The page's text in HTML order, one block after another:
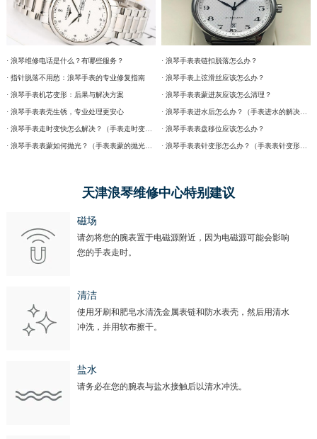
· 浪琴维修电话是什么？有哪些服务？
· 指针脱落不用愁：浪琴手表的专业修复指南
· 浪琴手表机芯变形：后果与解决方案
· 浪琴手表表壳生锈，专业处理更安心
· 浪琴手表走时变快怎么解决？（手表走时变快的解决方法）
· 浪琴手表表蒙如何抛光？（手表表蒙的抛光方法）
· 浪琴手表表链扣脱落怎么办？
· 浪琴手表上弦滑丝应该怎么办？
· 浪琴手表表蒙进灰应该怎么清理？
· 浪琴手表表盘移位应该怎么办？
天津浪琴维修中心特别建议
磁场
请勿将您的腕表置于电磁源附近，因为电磁源可能会影响
您的手表走时。
清洁
使用牙刷和肥皂水清洗金属表链和防水表壳，然后用清水
冲洗，并用软布擦干。
盐水
请务必在您的腕表与盐水接触后以清水冲洗。